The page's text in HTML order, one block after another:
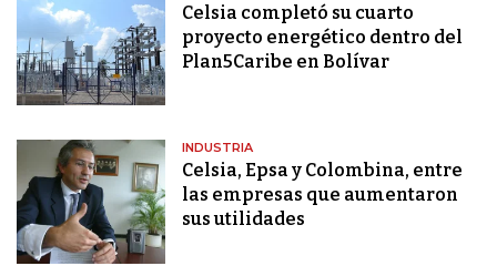
Celsia completó su cuarto
proyecto energético dentro del
Plan5Caribe en Bolívar
INDUSTRIA
Celsia, Epsa y Colombina, entre
las empresas que aumentaron
sus utilidades